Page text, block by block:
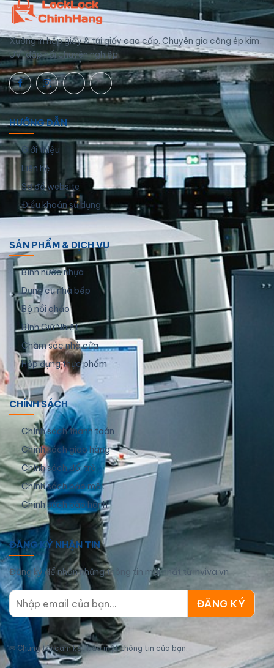
Xưởng in hộp giấy & túi giấy cao cấp. Chuyên gia công ép kim,
UV, dập nổi chuyên nghiệp.
HƯỚNG DẪN
Giới thiệu
Liên hệ
Sơ đồ website
Điều khoản sử dụng
SẢN PHẨM & DỊCH VỤ
Bình nước nhựa
Dụng cụ nhà bếp
Bộ nồi chảo
Bình Giữ Nhiệt
Chăm sóc nhà cửa
Hộp đựng thực phẩm
CHÍNH SÁCH
Chính sách thanh toán
Chính sách giao hàng
Chính sách đổi trả
Chính sách bảo mật
Chính sách bảo hành
ĐĂNG KÝ NHẬN TIN
Đăng ký để nhận những thông tin mới nhất từ inviva.vn
✉ Chúng tôi cam kết bảo mật thông tin của bạn.